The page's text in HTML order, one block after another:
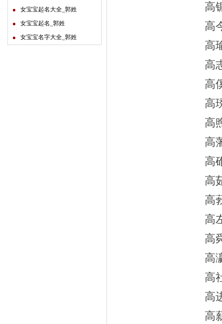
女宝宝起名大全_郭姓
女宝宝起名_郭姓
女宝宝名字大全_郭姓
高
高
高
高
高
高
高
高
高
高
高
高
高
高
高
高
高